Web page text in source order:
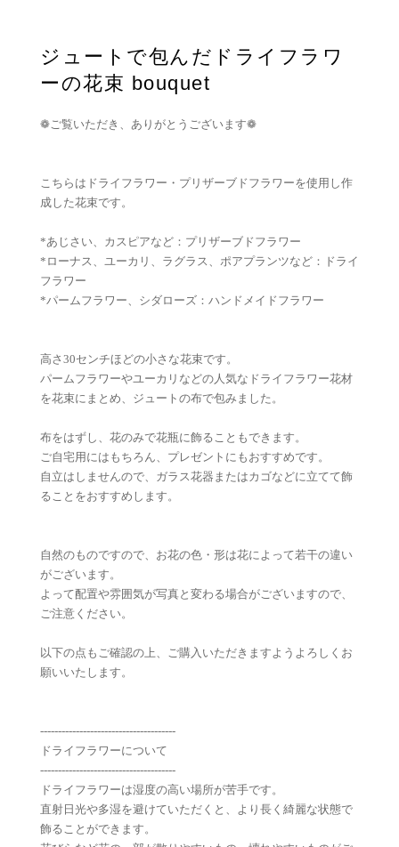
ジュートで包んだドライフラワ
ーの花束 bouquet
❁ご覧いただき、ありがとうございます❁
こちらはドライフラワー・プリザーブドフラワーを使用し作
成した花束です。
*あじさい、カスピアなど：プリザーブドフラワー
*ローナス、ユーカリ、ラグラス、ポアプランツなど：ドライ
フラワー
*パームフラワー、シダローズ：ハンドメイドフラワー
高さ30センチほどの小さな花束です。
パームフラワーやユーカリなどの人気なドライフラワー花材
を花束にまとめ、ジュートの布で包みました。
布をはずし、花のみで花瓶に飾ることもできます。
ご自宅用にはもちろん、プレゼントにもおすすめです。
自立はしませんので、ガラス花器またはカゴなどに立てて飾
ることをおすすめします。
自然のものですので、お花の色・形は花によって若干の違い
がございます。
よって配置や雰囲気が写真と変わる場合がございますので、
ご注意ください。
以下の点もご確認の上、ご購入いただきますようよろしくお
願いいたします。
--------------------------------------
ドライフラワーについて
--------------------------------------
ドライフラワーは湿度の高い場所が苦手です。
直射日光や多湿を避けていただくと、より長く綺麗な状態で
飾ることができます。